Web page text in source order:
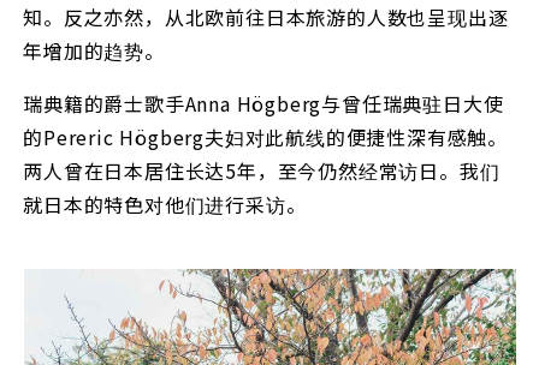
知。反之亦然，从北欧前往日本旅游的人数也呈现出逐
年增加的趋势。
瑞典籍的爵士歌手Anna Högberg与曾任瑞典驻日大使
的Pereric Högberg夫妇对此航线的便捷性深有感触。
两人曾在日本居住长达5年，至今仍然经常访日。我们
就日本的特色对他们进行采访。